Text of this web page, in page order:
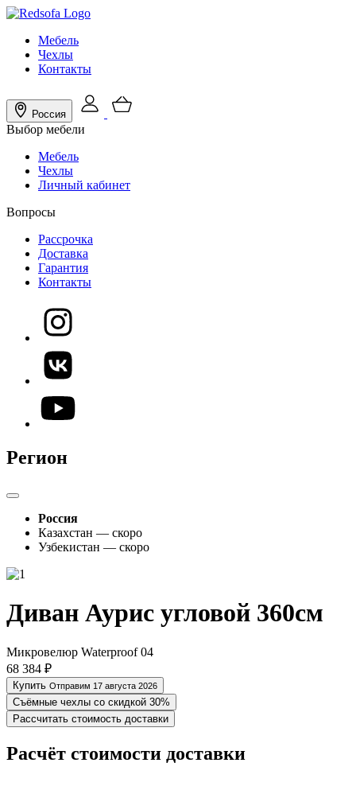
Мебель
Чехлы
Контакты
Россия
Выбор мебели
Мебель
Чехлы
Личный кабинет
Вопросы
Рассрочка
Доставка
Гарантия
Контакты
Регион
Россия
Казахстан — скоро
Узбекистан — скоро
Диван Аурис угловой 360см
Микровелюр Waterproof 04
68 384 ₽
Купить Отправим 17 августа 2026
Съёмные чехлы со скидкой 30%
Рассчитать стоимость доставки
Расчёт стоимости доставки